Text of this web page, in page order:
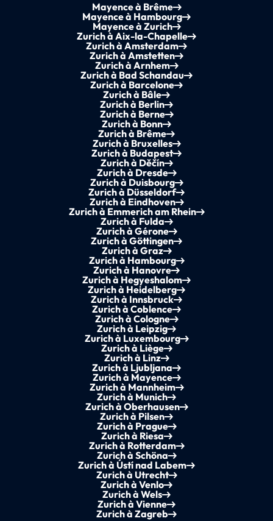
Mayence à Brême
Mayence à Hambourg
Mayence à Zurich
Zurich à Aix-la-Chapelle
Zurich à Amsterdam
Zurich à Amstetten
Zurich à Arnhem
Zurich à Bad Schandau
Zurich à Barcelone
Zurich à Bâle
Zurich à Berlin
Zurich à Berne
Zurich à Bonn
Zurich à Brême
Zurich à Bruxelles
Zurich à Budapest
Zurich à Děčín
Zurich à Dresde
Zurich à Duisbourg
Zurich à Düsseldorf
Zurich à Eindhoven
Zurich à Emmerich am Rhein
Zurich à Fulda
Zurich à Gérone
Zurich à Göttingen
Zurich à Graz
Zurich à Hambourg
Zurich à Hanovre
Zurich à Hegyeshalom
Zurich à Heidelberg
Zurich à Innsbruck
Zurich à Coblence
Zurich à Cologne
Zurich à Leipzig
Zurich à Luxembourg
Zurich à Liège
Zurich à Linz
Zurich à Ljubljana
Zurich à Mayence
Zurich à Mannheim
Zurich à Munich
Zurich à Oberhausen
Zurich à Pilsen
Zurich à Prague
Zurich à Riesa
Zurich à Rotterdam
Zurich à Schöna
Zurich à Ústí nad Labem
Zurich à Utrecht
Zurich à Venlo
Zurich à Wels
Zurich à Vienne
Zurich à Zagreb